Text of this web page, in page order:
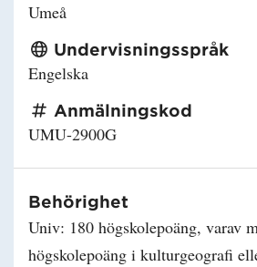
Umeå
Undervisningsspråk
Engelska
Anmälningskod
UMU-2900G
Behörighet
Univ: 180 högskolepoäng, varav
högskolepoäng i kulturgeografi